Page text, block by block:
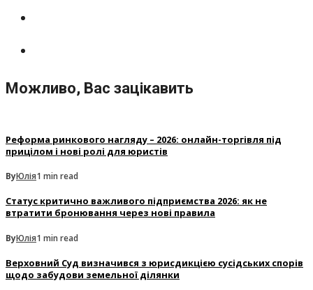
Можливо, Вас зацікавить
Реформа ринкового нагляду – 2026: онлайн-торгівля під
прицілом і нові ролі для юристів
ByЮлія1 min read
Статус критично важливого підприємства 2026: як не
втратити бронювання через нові правила
ByЮлія1 min read
Верховний Суд визначився з юрисдикцією сусідських спорів
щодо забудови земельної ділянки